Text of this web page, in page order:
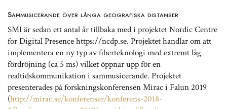
Sammusicerande över långa geografiska distanser
SMI är sedan ett antal år tillbaka med i projektet Nordic Centre
for Digital Presence https://ncdp.se. Projektet handlar om att
implementera en ny typ av fiberteknologi med extremt låg
fördröjning (ca 5 ms) vilket öppnar upp för en
realtidskommunikation i sammusicerande. Projektet
presenterades på forskningskonferensen Mirac i Falun 2019
(http://mirac.se/konferenser/konferens-2018-